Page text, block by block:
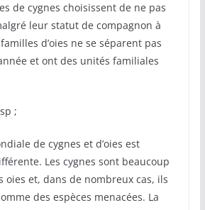
de cygnes choisissent de ne pas
leur statut de compagnon à
d’oies ne se séparent pas
et ont des unités familiales
;
de cygnes et d’oies est
Les cygnes sont beaucoup
oies et, dans de nombreux cas, ils
des espèces menacées. La